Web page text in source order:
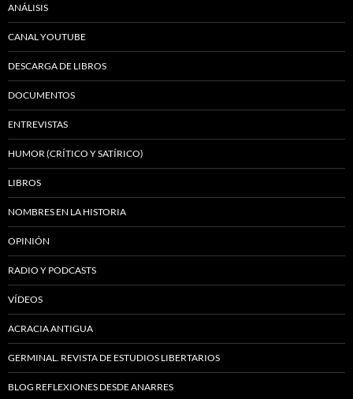
ANÁLISIS
CANAL YOUTUBE
DESCARGA DE LIBROS
DOCUMENTOS
ENTREVISTAS
HUMOR (CRÍTICO Y SATÍRICO)
LIBROS
NOMBRES EN LA HISTORIA
OPINIÓN
RADIO Y PODCASTS
VÍDEOS
ACRACIA ANTIGUA
GERMINAL. REVISTA DE ESTUDIOS LIBERTARIOS
BLOG REFLEXIONES DESDE ANARRES